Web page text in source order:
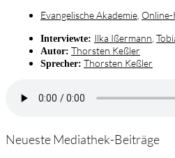
Evangelische Akademie,
Interviewte: Ilka Ißermann
Autor: Thorsten Keßler
Sprecher: Thorsten Keßler
Neueste Mediathek-Beiträge